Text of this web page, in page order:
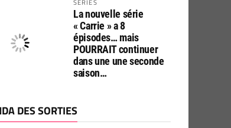
SERIES
La nouvelle série
« Carrie » a 8
épisodes… mais
POURRAIT continuer
dans une une seconde
saison…
DES SORTIES